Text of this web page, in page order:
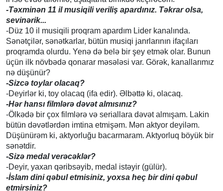
-Təxminən 11 il musiqili veriliş apardınız. Təkrar olsa,
sevinərik...
-Düz 10 il musiqili proqram apardım Lider kanalında.
Sənətçilər, sənətkarlar, bütün musiqi janrlarının ifaçıları
proqramda olurdu. Yenə də belə bir şey etmək olar. Bunun
üçün ilk növbədə qonarar məsələsi var. Görək, kanallarımız
nə düşünür?
­-Sizcə toylar olacaq?
-Deyirlər ki, toy olacaq (ifa edir). Əlbəttə ki, olacaq.
-Hər hansı filmlərə dəvət almısınız?
-Ölkədə bir çox filmlərə və seriallara dəvət almışam. Lakin
bütün dəvətlərdən imtina etmişəm. Mən aktyor deyiləm.
Düşünürəm ki, aktyorluğu bacarmaram. Aktyorluq böyük bir
sənətdir.
-Sizə medal verəcəklər?
-Deyir, yaxan qəribsəyib, medal istəyir (gülür).
-İslam dini qəbul etmisiniz, yoxsa heç bir dini qəbul
etmirsiniz?